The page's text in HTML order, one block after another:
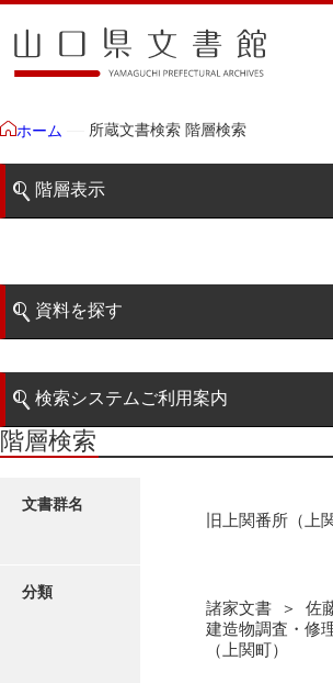
ホーム 所蔵文書検索 階層検索
階層表示
藩政文書
特定歴史公文書
諸家文書
資料を探す
階層検索
検索システムご利用案内
検索システムの利用について
更新履歴
階層検索
文書群名
旧上関番所（上
分類
諸家文書 ＞ 佐
建造物調査・修
（上関町）